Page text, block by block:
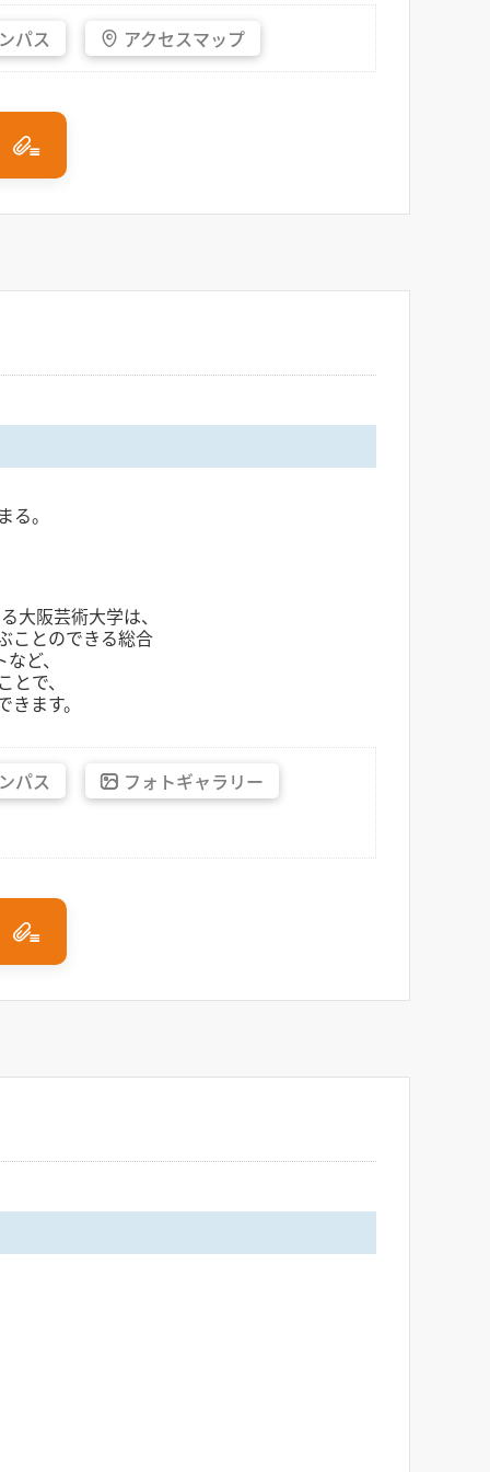
パス アクセスマップ
。
大阪芸術大学は、
ことのできる総合
ど、
で、
ます。
パス フォトギャラリー